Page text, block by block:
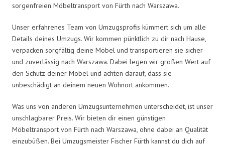
sorgenfreien Möbeltransport von Fürth nach Warszawa.
Unser erfahrenes Team von Umzugsprofis kümmert sich um alle
Details deines Umzugs. Wir kommen pünktlich zu dir nach Hause,
verpacken sorgfältig deine Möbel und transportieren sie sicher
und zuverlässig nach Warszawa. Dabei legen wir großen Wert auf
den Schutz deiner Möbel und achten darauf, dass sie
unbeschädigt an deinem neuen Wohnort ankommen.
Was uns von anderen Umzugsunternehmen unterscheidet, ist unser
unschlagbarer Preis. Wir bieten dir einen günstigen
Möbeltransport von Fürth nach Warszawa, ohne dabei an Qualität
einzubüßen. Bei Umzugsmeister Fischer Fürth kannst du dich auf